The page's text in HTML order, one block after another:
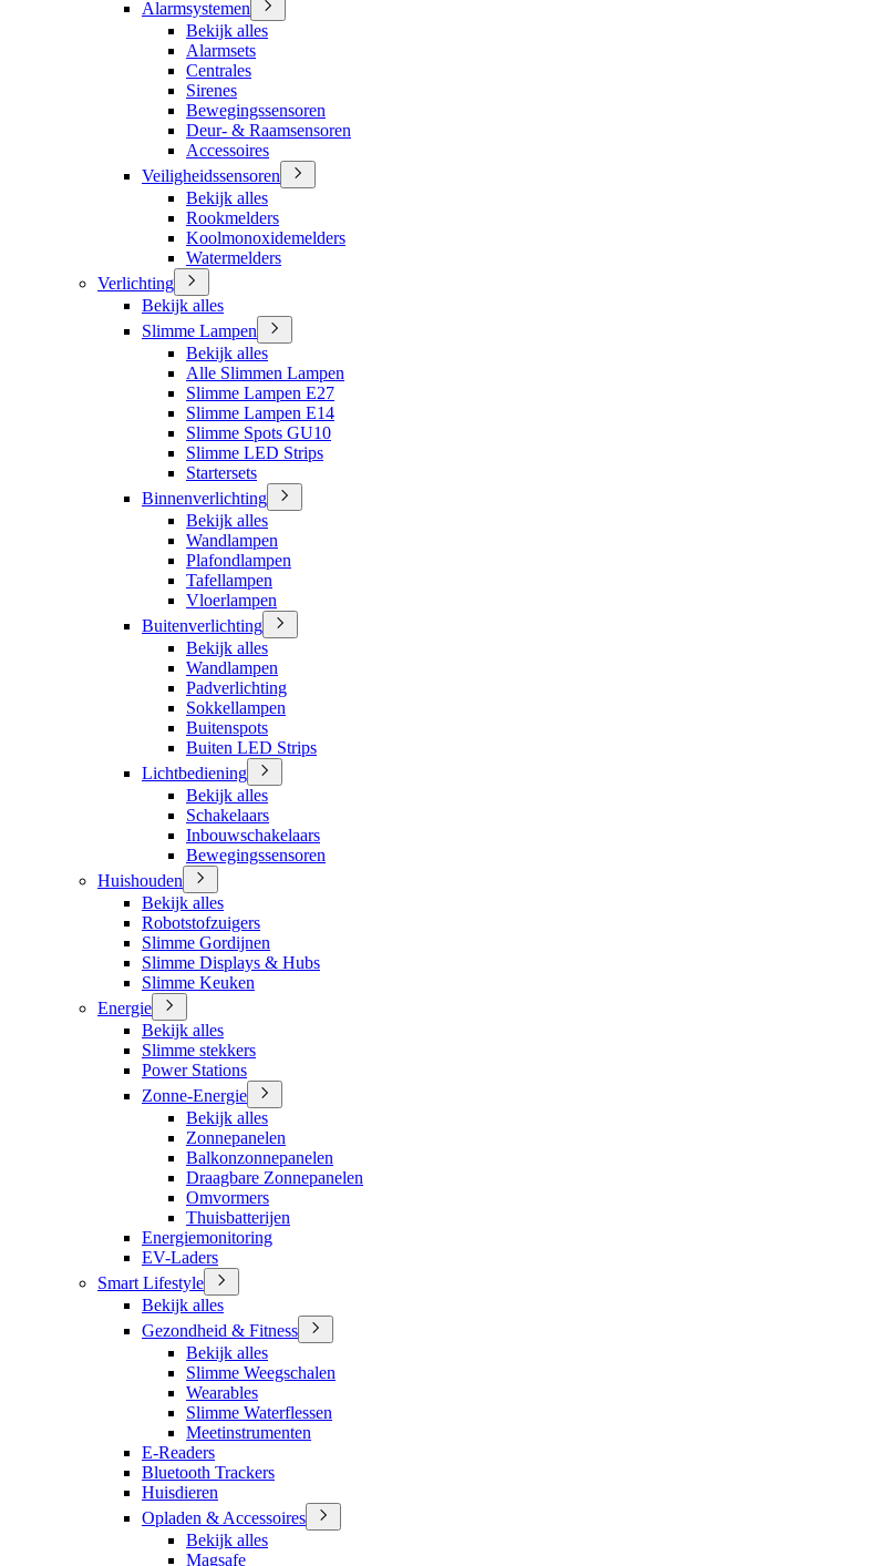
Alarmsystemen
Bekijk alles
Alarmsets
Centrales
Sirenes
Bewegingssensoren
Deur- & Raamsensoren
Accessoires
Veiligheidssensoren
Bekijk alles
Rookmelders
Koolmonoxidemelders
Watermelders
Verlichting
Bekijk alles
Slimme Lampen
Bekijk alles
Alle Slimmen Lampen
Slimme Lampen E27
Slimme Lampen E14
Slimme Spots GU10
Slimme LED Strips
Startersets
Binnenverlichting
Bekijk alles
Wandlampen
Plafondlampen
Tafellampen
Vloerlampen
Buitenverlichting
Bekijk alles
Wandlampen
Padverlichting
Sokkellampen
Buitenspots
Buiten LED Strips
Lichtbediening
Bekijk alles
Schakelaars
Inbouwschakelaars
Bewegingssensoren
Huishouden
Bekijk alles
Robotstofzuigers
Slimme Gordijnen
Slimme Displays & Hubs
Slimme Keuken
Energie
Bekijk alles
Slimme stekkers
Power Stations
Zonne-Energie
Bekijk alles
Zonnepanelen
Balkonzonnepanelen
Draagbare Zonnepanelen
Omvormers
Thuisbatterijen
Energiemonitoring
EV-Laders
Smart Lifestyle
Bekijk alles
Gezondheid & Fitness
Bekijk alles
Slimme Weegschalen
Wearables
Slimme Waterflessen
Meetinstrumenten
E-Readers
Bluetooth Trackers
Huisdieren
Opladen & Accessoires
Bekijk alles
Magsafe